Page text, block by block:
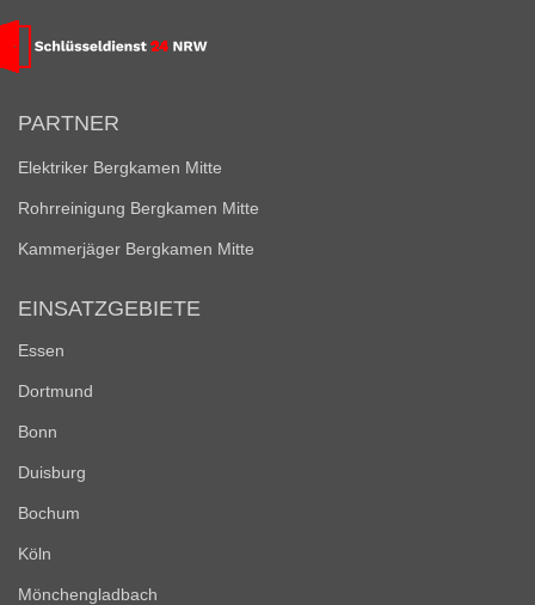
PARTNER
Elektriker Bergkamen Mitte
Rohrreinigung Bergkamen Mitte
Kammerjäger Bergkamen Mitte
EINSATZGEBIETE
Essen
Dortmund
Bonn
Duisburg
Bochum
Köln
Mönchengladbach